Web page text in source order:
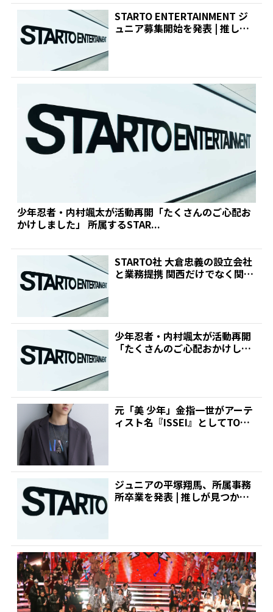
STARTO ENTERTAINMENT ジ
ュニア募集開始を発表 | 推しが
少年忍者・内村颯太が活動再開「たくさんのご心配お
かけしました」 所属するSTAR...
STARTO社 大倉忠義の設立会社
と業務提携 関西だけでなく関東
少年忍者・内村颯太が活動再開
「たくさんのご心配おかけしま
元「美 少年」金指一世がアーテ
ィスト名『ISSEI』としてTOBE
ジュニアの平塚翔馬、所属事務
所卒業を発表 | 推しが見つかる!